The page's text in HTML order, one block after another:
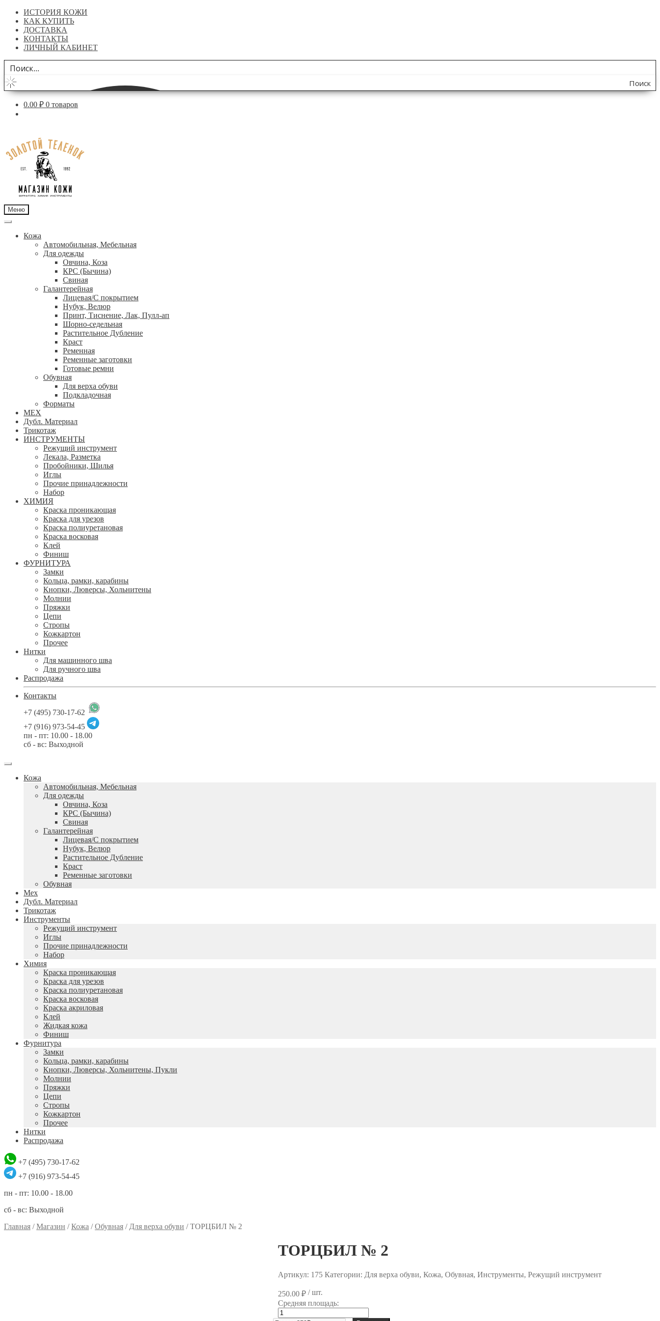
ИСТОРИЯ КОЖИ
КАК КУПИТЬ
ДОСТАВКА
КОНТАКТЫ
ЛИЧНЫЙ КАБИНЕТ
Поиск
по
0.00 ₽ 0 товаров
навигации
содержимому
Меню
Кожа
Автомобильная, Мебельная
Для одежды
Овчина, Коза
КРС (Бычина)
Свиная
Галантерейная
Лицевая/С покрытием
Нубук, Велюр
Принт, Тиснение, Лак, Пулл-ап
Шорно-седельная
Растительное Дубление
Краст
Ременная
Ременные заготовки
Готовые ремни
Обувная
Для верха обуви
Подкладочная
Форматы
МЕХ
Дубл. Материал
Трикотаж
ИНСТРУМЕНТЫ
Режущий инструмент
Лекала, Разметка
Пробойники, Шилья
Иглы
Прочие принадлежности
Набор
ХИМИЯ
Краска проникающая
Краска для урезов
Краска полиуретановая
Краска восковая
Клей
Финиш
ФУРНИТУРА
Замки
Кольца, рамки, карабины
Кнопки, Люверсы, Хольнитены
Молнии
Пряжки
Цепи
Стропы
Кожкартон
Прочее
Нитки
Для машинного шва
Для ручного шва
Распродажа
Контакты
+7 (495) 730-17-62
+7 (916) 973-54-45
пн - пт: 10.00 - 18.00
сб - вс: Выходной
Кожа
Автомобильная, Мебельная
Для одежды
Овчина, Коза
КРС (Бычина)
Свиная
Галантерейная
Лицевая/С покрытием
Нубук, Велюр
Растительное Дубление
Краст
Ременные заготовки
Обувная
Мех
Дубл. Материал
Трикотаж
Инструменты
Режущий инструмент
Иглы
Прочие принадлежности
Набор
Химия
Краска проникающая
Краска для урезов
Краска полиуретановая
Краска восковая
Краска акриловая
Клей
Жидкая кожа
Финиш
Фурнитура
Замки
Кольца, рамки, карабины
Кнопки, Люверсы, Хольнитены, Пукли
Молнии
Пряжки
Цепи
Стропы
Кожкартон
Прочее
Нитки
Распродажа
+7 (495) 730-17-62
+7 (916) 973-54-45
пн - пт: 10.00 - 18.00
сб - вс: Выходной
Главная /Магазин /Кожа /Обувная / Для верха обуви /ТОРЦБИЛ № 2
ТОРЦБИЛ № 2
Артикул: 175 Категории: Для верха обуви, Кожа, Обувная, Инструменты, Режущий инструмент
250.00 ₽/ шт.
Средняя площадь:
Количество